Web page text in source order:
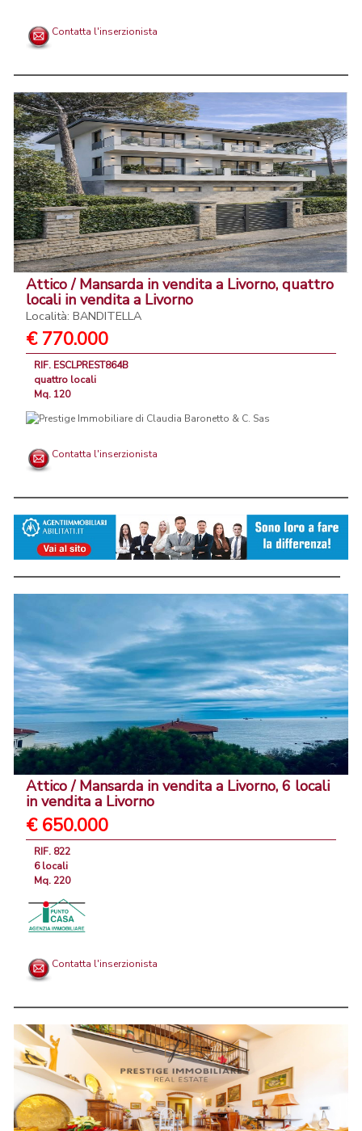
Contatta l'inserzionista
Attico / Mansarda in vendita a Livorno, quattro
locali in vendita a Livorno
Località: BANDITELLA
€ 770.000
RIF. ESCLPREST864B
quattro locali
Mq. 120
Contatta l'inserzionista
Attico / Mansarda in vendita a Livorno, 6 locali
in vendita a Livorno
€ 650.000
RIF. 822
6 locali
Mq. 220
Contatta l'inserzionista